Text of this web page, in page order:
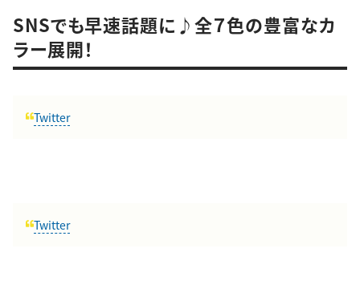
SNSでも早速話題に♪全７色の豊富なカ
ラー展開！
Twitter
Twitter